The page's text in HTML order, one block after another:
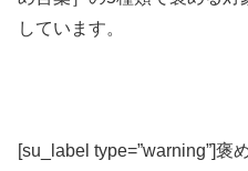
しています。
[su_label type=”warning”]褒